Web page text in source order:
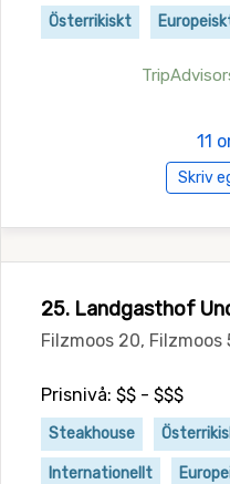
Österrikiskt
11
Skriv
25. Landgasthof
Filzmoos 20, Filzmoos
Prisnivå: $$ - $$$
Steakhouse
Internationellt